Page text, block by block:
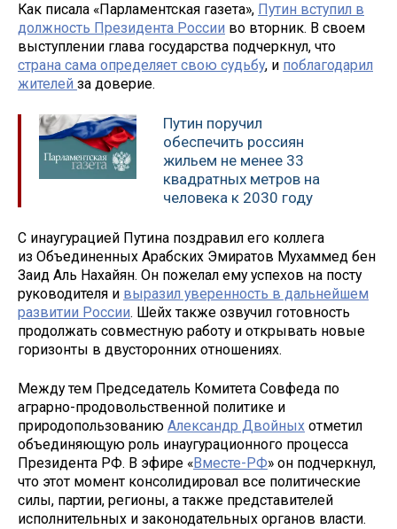
Как писала «Парламентская газета», Путин вступил в
должность Президента России во вторник. В своем
выступлении глава государства подчеркнул, что
страна сама определяет свою судьбу, и поблагодарил
жителей за доверие.
Путин поручил
обеспечить россиян
жильем не менее 33
квадратных метров на
человека к 2030 году
С инаугурацией Путина поздравил его коллега
из Объединенных Арабских Эмиратов Мухаммед бен
Заид Аль Нахайян. Он пожелал ему успехов на посту
руководителя и выразил уверенность в дальнейшем
развитии России. Шейх также озвучил готовность
продолжать совместную работу и открывать новые
горизонты в двусторонних отношениях.
Между тем Председатель Комитета Совфеда по
аграрно-продовольственной политике и
природопользованию Александр Двойных отметил
объединяющую роль инаугурационного процесса
Президента РФ. В эфире «Вместе-РФ» он подчеркнул,
что этот момент консолидировал все политические
силы, партии, регионы, а также представителей
исполнительных и законодательных органов власти.